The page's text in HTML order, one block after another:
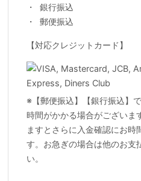
銀行振込
郵便振込
【対応クレジットカード】
※【郵便振込】【銀行振込】
時間がかかる場合がございま
ますとさらに入金確認にお時
す。お急ぎの場合は他のお支
い。